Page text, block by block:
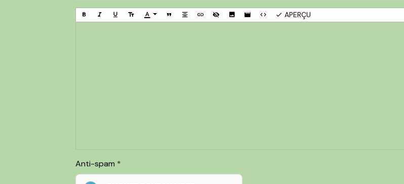
APERÇU
Anti-spam